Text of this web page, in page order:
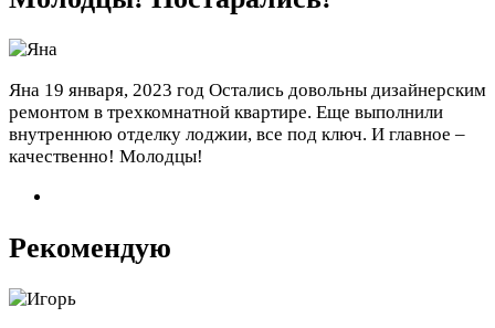
Яна 19 января, 2023 год Остались довольны дизайнерским
ремонтом в трехкомнатной квартире. Еще выполнили
внутреннюю отделку лоджии, все под ключ. И главное –
качественно! Молодцы!
Рекомендую